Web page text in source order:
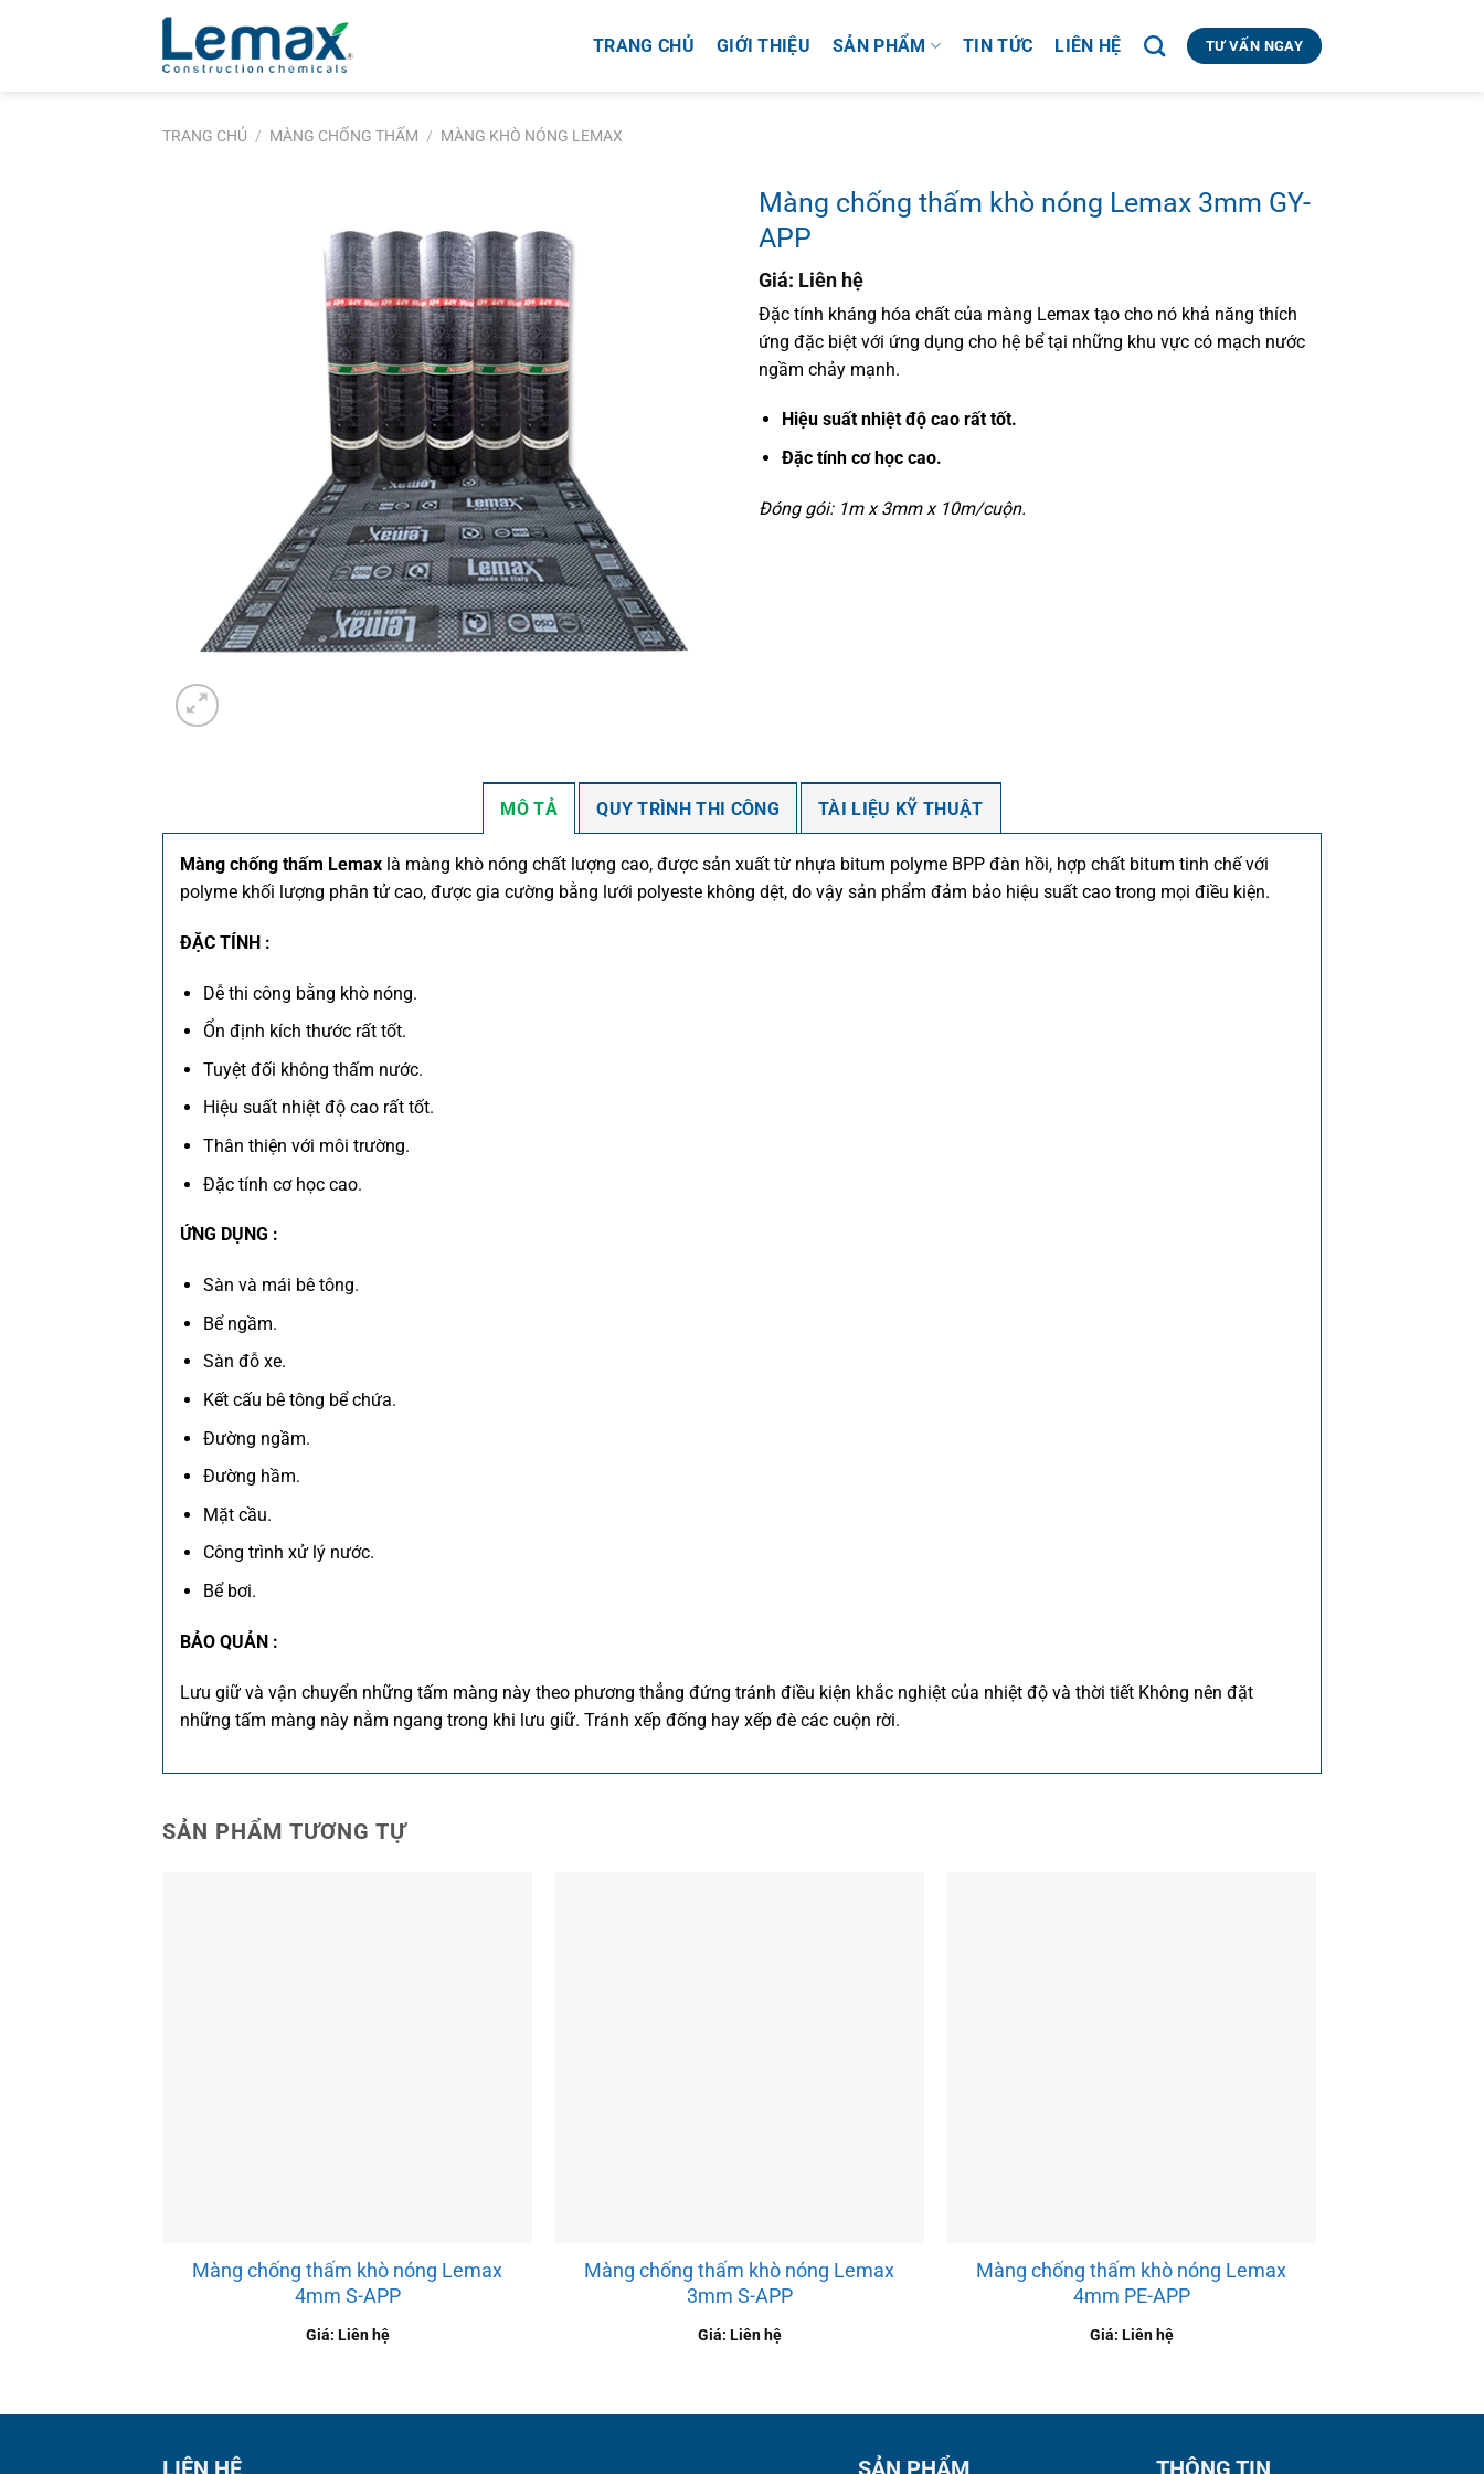
TRANG CHỦ GIỚI THIỆU SẢN PHẨM TIN TỨC LIÊN HỆ TƯ VẤN NGAY
TRANG CHỦ / MÀNG CHỐNG THẤM / MÀNG KHÒ NÓNG LEMAX
Màng chống thấm khò nóng Lemax 3mm GY-
APP
Giá: Liên hệ
Đặc tính kháng hóa chất của màng Lemax tạo cho nó khả năng thích
ứng đặc biệt với ứng dụng cho hệ bể tại những khu vực có mạch nước
ngầm chảy mạnh.
Hiệu suất nhiệt độ cao rất tốt.
Đặc tính cơ học cao.
Đóng gói: 1m x 3mm x 10m/cuộn.
MÔ TẢ QUY TRÌNH THI CÔNG TÀI LIỆU KỸ THUẬT
Màng chống thấm Lemax là màng khò nóng chất lượng cao, được sản xuất từ nhựa bitum polyme BPP đàn hồi, hợp chất bitum tinh chế với
polyme khối lượng phân tử cao, được gia cường bằng lưới polyeste không dệt, do vậy sản phẩm đảm bảo hiệu suất cao trong mọi điều kiện.
ĐẶC TÍNH :
Dễ thi công bằng khò nóng.
Ổn định kích thước rất tốt.
Tuyệt đối không thấm nước.
Hiệu suất nhiệt độ cao rất tốt.
Thân thiện với môi trường.
Đặc tính cơ học cao.
ỨNG DỤNG :
Sàn và mái bê tông.
Bể ngầm.
Sàn đỗ xe.
Kết cấu bê tông bể chứa.
Đường ngầm.
Đường hầm.
Mặt cầu.
Công trình xử lý nước.
Bể bơi.
BẢO QUẢN :
Lưu giữ và vận chuyển những tấm màng này theo phương thẳng đứng tránh điều kiện khắc nghiệt của nhiệt độ và thời tiết Không nên đặt
những tấm màng này nằm ngang trong khi lưu giữ. Tránh xếp đống hay xếp đè các cuộn rời.
SẢN PHẨM TƯƠNG TỰ
Màng chống thấm khò nóng Lemax
4mm S-APP
Giá: Liên hệ
Màng chống thấm khò nóng Lemax
3mm S-APP
Giá: Liên hệ
Màng chống thấm khò nóng Lemax
4mm PE-APP
Giá: Liên hệ